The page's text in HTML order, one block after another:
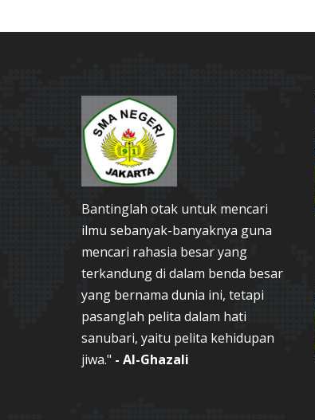
Bantinglah otak untuk mencari
ilmu sebanyak-banyaknya guna
mencari rahasia besar yang
terkandung di dalam benda besar
yang bernama dunia ini, tetapi
pasanglah pelita dalam hati
sanubari, yaitu pelita kehidupan
jiwa." - Al-Ghazali